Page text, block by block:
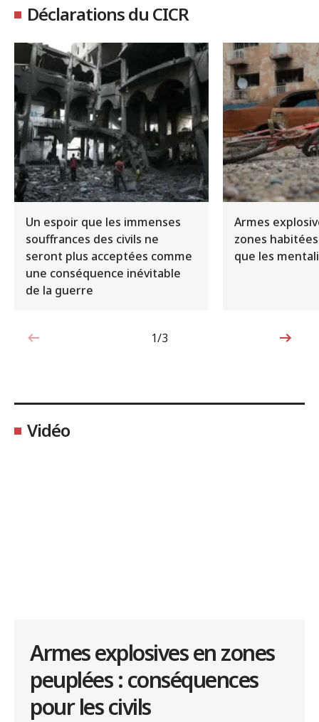
Déclarations du CICR
Un espoir que les immenses
souffrances des civils ne
seront plus acceptées comme
une conséquence inévitable
de la guerre
Armes
zones
que les
1sur3
1/3
Vidéo
Armes explosives en zones
peuplées : conséquences
pour les civils